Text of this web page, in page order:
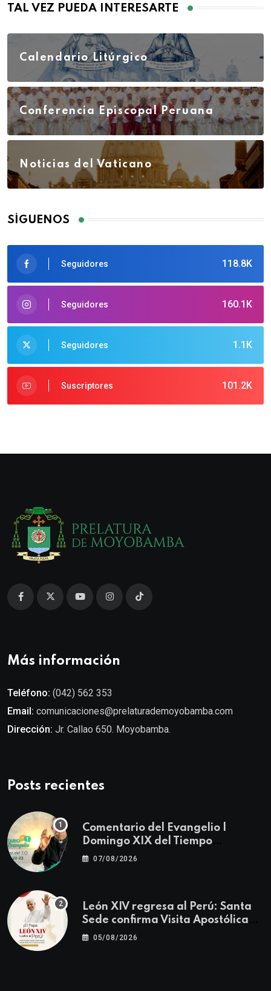
TAL VEZ PUEDA INTERESARTE
Calendario Litúrgico
Conferencia Episcopal Peruana
Noticias del Vaticano
SÍGUENOS
118.8K
Seguidores
160.1K
Seguidores
1.1K
Seguidores
101.2K
Suscriptores
Más información
Teléfono: (042) 562 353
Email: comunicaciones@prelaturademoyobamba.com
Dirección: Jr. Callao 650. Moyobamba.
Posts recientes
Comentario del Evangelio |
Domingo XIX del Tiempo
Ordinario | Mateo 14, 22-23
07/08/2026
León XIV regresa al Perú: Santa
Sede confirma Visita Apostólica
del 11 al 17 de noviembre
05/08/2026